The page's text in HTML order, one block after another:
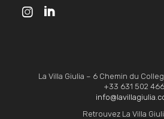
 
La Villa Giulia – 6 Chemin du
+33 631 502 466
Retrouvez La Villa